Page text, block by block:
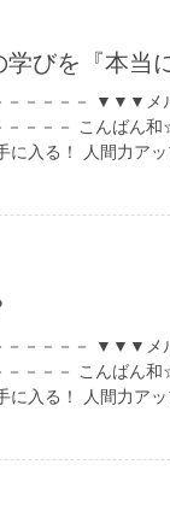
学びを『本当
－－－－－ ▼▼▼
－－－－ こんばん
に入る！ 人間力ア
－－－－－ ▼▼▼
－－－－ こんばん
に入る！ 人間力ア